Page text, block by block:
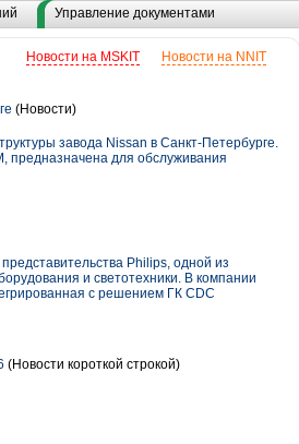
Управление документами
Новости на NNIT
Новости на MSKIT
(Новости)
завода Nissan в Санкт-Петербурге.
предназначена для обслуживания
Philips, одной из
и светотехники. В компании
с решением ГК CDC
(Новости короткой строкой)